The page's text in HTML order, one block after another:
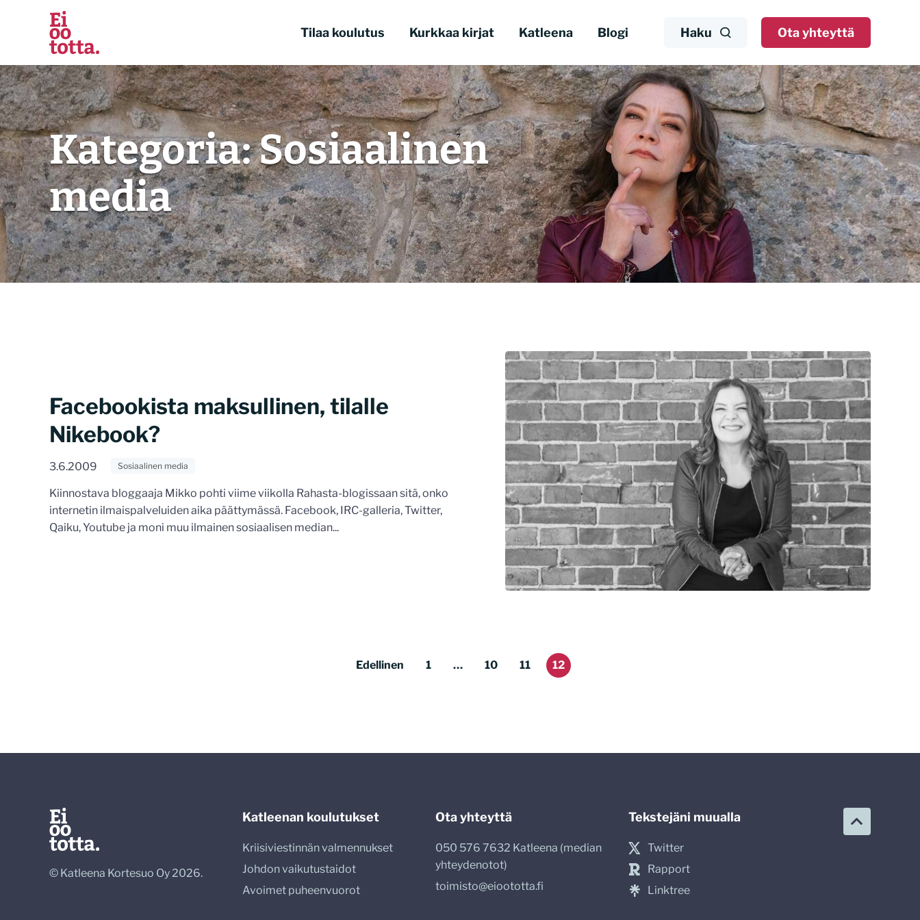
sisältöön
Tilaa koulutus Kurkkaa kirjat Katleena Blogi Haku Ota yhteyttä
Kategoria:Sosiaalinen
media
Facebookista maksullinen, tilalle
Nikebook?
3.6.2009 Sosiaalinen media
Kiinnostava bloggaaja Mikko pohti viime viikolla Rahasta-blogissaan sitä, onko
internetin ilmaispalveluiden aika päättymässä. Facebook, IRC-galleria, Twitter,
Qaiku, Youtube ja moni muu ilmainen sosiaalisen median...
Edellinen 1 … 10 11 12
© Katleena Kortesuo Oy 2026.
Katleenan koulutukset
Kriisiviestinnän valmennukset
Johdon vaikutustaidot
Avoimet puheenvuorot
Ota yhteyttä
050 576 7632 Katleena (median
yhteydenotot)
toimisto@eioototta.fi
Tekstejäni muualla
Twitter
Rapport
Linktree